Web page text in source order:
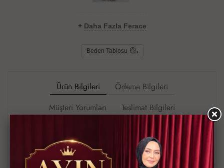
+ Daha Fazla Ferace
Beden Tablosu
Ürün Bilgileri
Ödeme Bilgileri
Müşteri Yorumları
Teslimat Bilgileri
düğmelidir